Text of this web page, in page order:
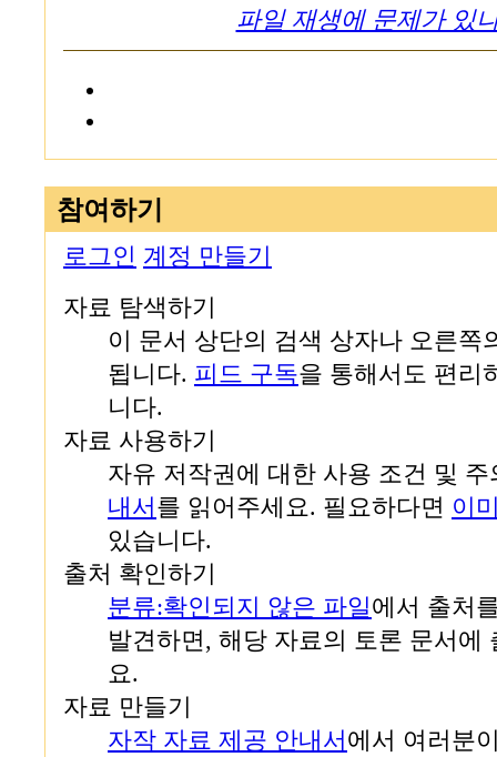
파일 재생에 문제가 있
참여하기
로그인 계정 만들기
자료 탐색하기
이 문서 상단의 검색 상자나 오른쪽
됩니다. 피드 구독을 통해서도 편리
니다.
자료 사용하기
자유 저작권에 대한 사용 조건 및
내서를 읽어주세요. 필요하다면 이
있습니다.
출처 확인하기
분류:확인되지 않은 파일에서 출처
발견하면, 해당 자료의 토론 문서에
요.
자료 만들기
자작 자료 제공 안내서에서 여러분